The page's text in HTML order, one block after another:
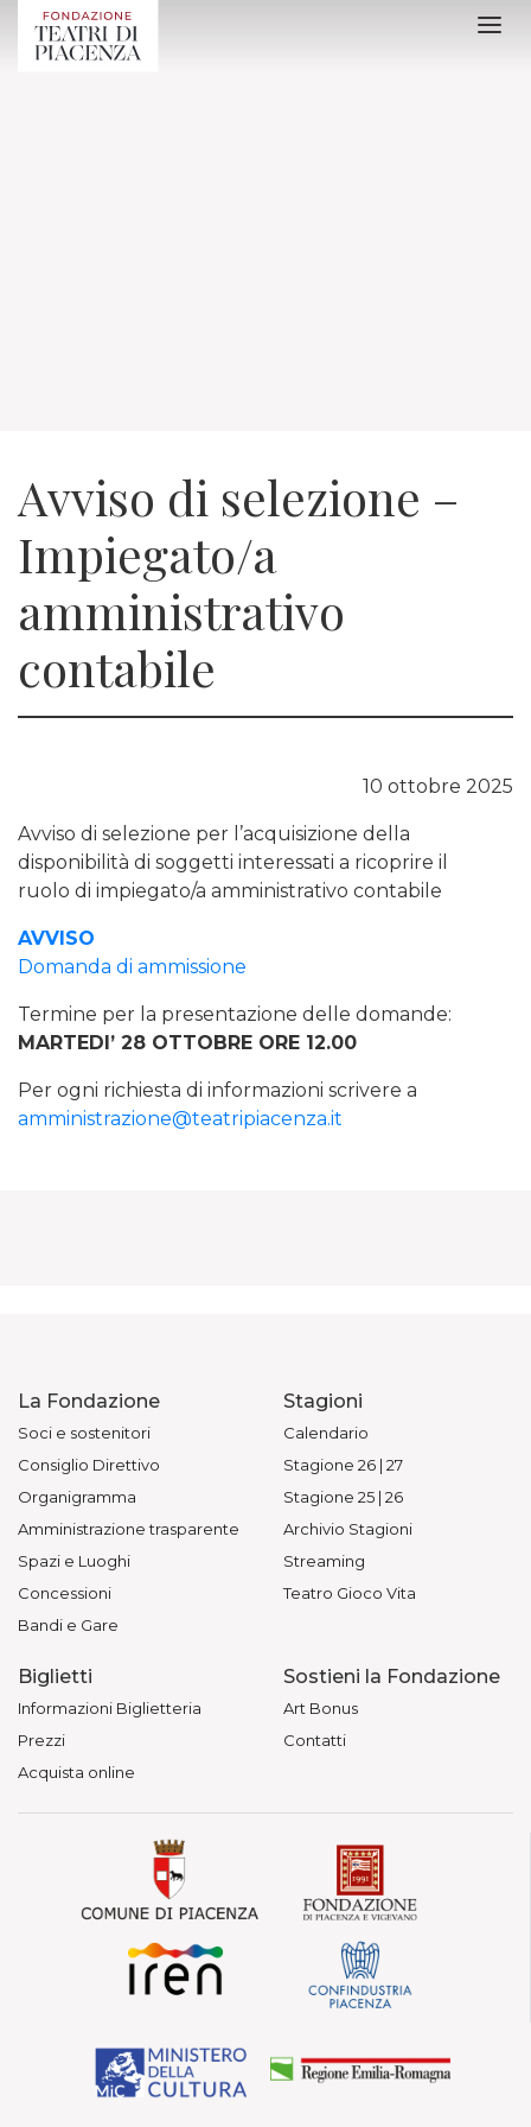
Avviso di selezione –
Impiegato/a
amministrativo
contabile
10 ottobre 2025
Avviso di selezione per l’acquisizione della
disponibilità di soggetti interessati a ricoprire il
ruolo di impiegato/a amministrativo contabile
AVVISO
Domanda di ammissione
Termine per la presentazione delle domande:
MARTEDI’ 28 OTTOBRE ORE 12.00
Per ogni richiesta di informazioni scrivere a
amministrazione@teatripiacenza.it
La Fondazione
Soci e sostenitori
Consiglio Direttivo
Organigramma
Amministrazione trasparente
Spazi e Luoghi
Concessioni
Bandi e Gare
Stagioni
Calendario
Stagione 26 | 27
Stagione 25 | 26
Archivio Stagioni
Streaming
Teatro Gioco Vita
Biglietti
Informazioni Biglietteria
Prezzi
Acquista online
Sostieni la Fondazione
Art Bonus
Contatti